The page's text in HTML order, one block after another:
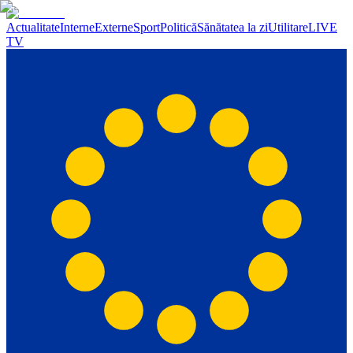
ActualitateInterneExterneSportPoliticăSănătatea la ziUtilitareLIVE
TV